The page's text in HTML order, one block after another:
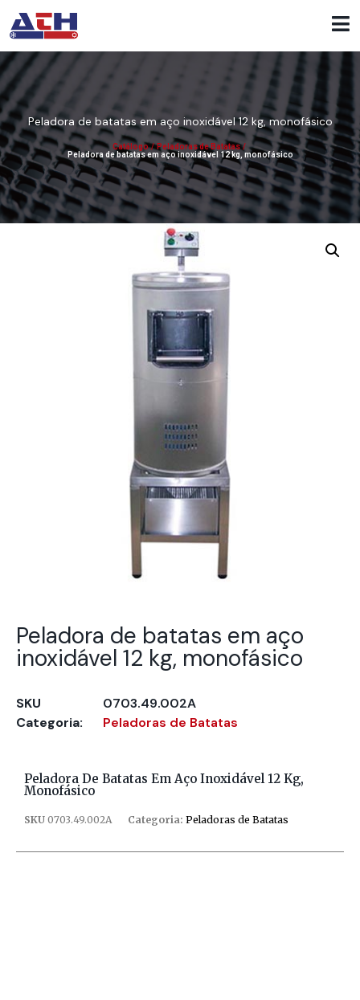
Peladora de batatas em aço inoxidável 12 kg, monofásico
Catálogo / Peladoras de Batatas /
Peladora de batatas em aço inoxidável 12 kg, monofásico
Peladora de batatas em aço
inoxidável 12 kg, monofásico
SKU
0703.49.002A
Categoria:
Peladoras de Batatas
Peladora De Batatas Em Aço Inoxidável 12 Kg,
Monofásico
SKU 0703.49.002A Categoria: Peladoras de Batatas